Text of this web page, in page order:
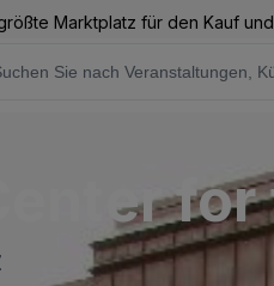
Marktplatz für den Kauf